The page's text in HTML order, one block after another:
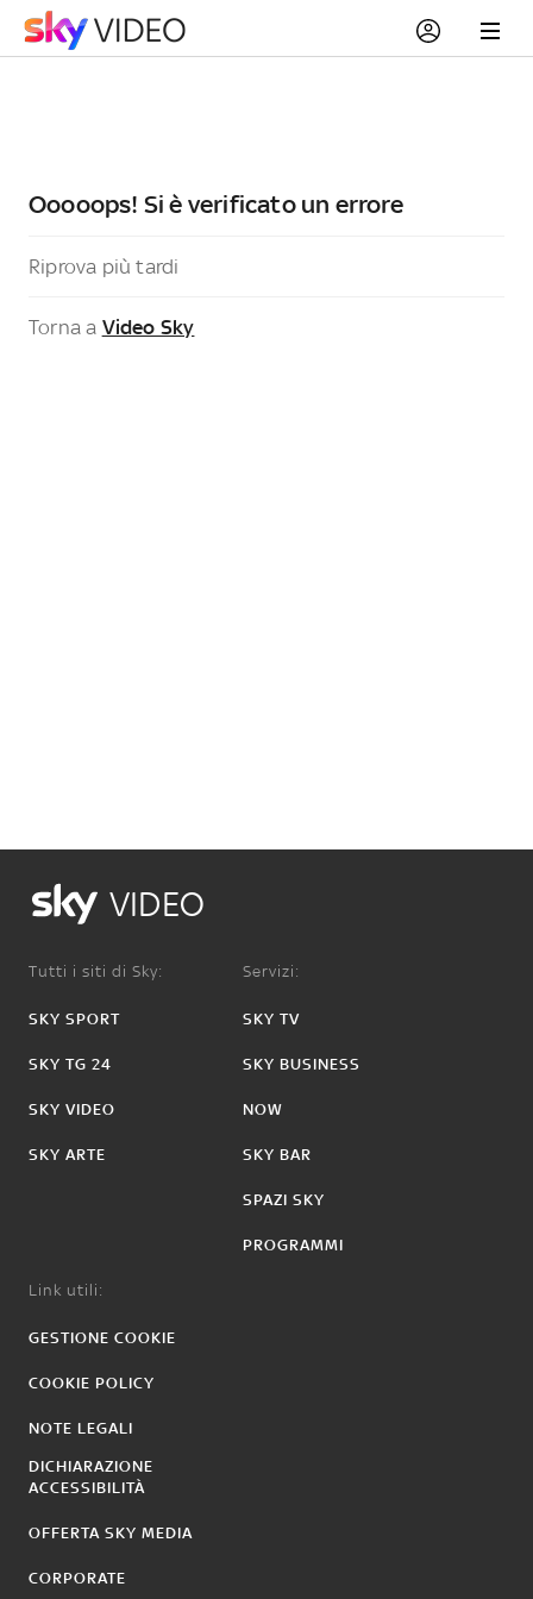
Ooooops! Si è verificato un errore
Riprova più tardi
Torna a Video Sky
VIDEO
Tutti i siti di Sky:
SKY SPORT
SKY TG 24
SKY VIDEO
SKY ARTE
Servizi:
SKY TV
SKY BUSINESS
NOW
SKY BAR
SPAZI SKY
PROGRAMMI
Link utili:
GESTIONE COOKIE
COOKIE POLICY
NOTE LEGALI
DICHIARAZIONE
ACCESSIBILITÀ
OFFERTA SKY MEDIA
CORPORATE